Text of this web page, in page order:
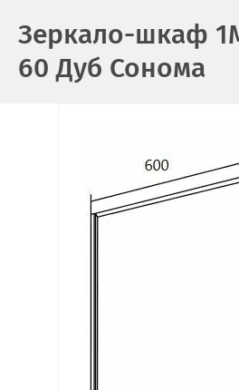
Зеркало-шкаф
60 Дуб Сонома